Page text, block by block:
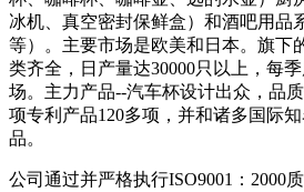
冰机、真空密封保鲜盒）和酒吧用品
等）。主要市场是欧美和日本。旗下
类齐全，日产量达30000只以上，每
场。主力产品--汽车杯设计出众，品
项专利产品120多项，并和诸多国际
品。
公司通过并严格执行ISO9001：2000